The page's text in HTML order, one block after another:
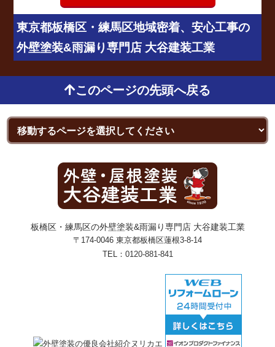
東京都板橋区・練馬区地域密着、安心工事の
外壁塗装&雨漏り専門店 大谷建装工業
このページの先頭へ戻る
板橋区・練馬区の外壁塗装&雨漏り専門店 大谷建装工業
〒174-0046 東京都板橋区蓮根3-8-14
TEL： 0120-881-841